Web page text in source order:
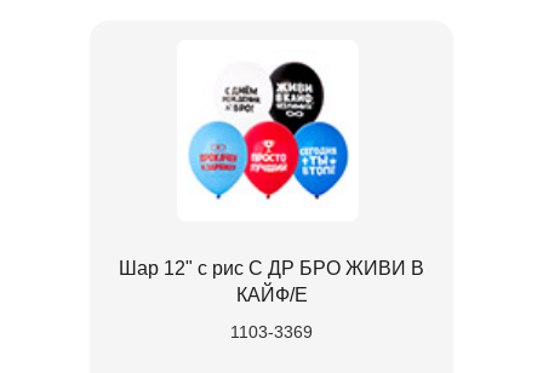
Шар 12" с рис С ДР БРО ЖИВИ В
КАЙФ/E
1103-3369